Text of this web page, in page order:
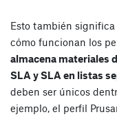
Esto también
cómo funcionan los
almacena materiales
SLA y SLA en listas
deben ser únicos
ejemplo, el perfil